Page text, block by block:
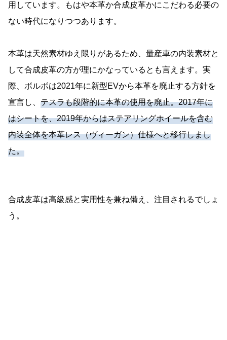
用しています。もはや本革か合成皮革かにこだわる必要の
ない時代になりつつあります。
本革は天然素材ゆえ限りがあるため、量産車の内装素材と
して合成皮革の方が理にかなっているとも言えます。実
際、ボルボは2021年に新型EVから本革を廃止する方針を
宣言し、 テスラも段階的に本革の使用を廃止。2017年に
はシートを、2019年からはステアリングホイールを含む
内装全体を本革レス（ヴィーガン）仕様へと移行しまし
た。
合成皮革は高級感と実用性を兼ね備え、注目されるでしょ
う。